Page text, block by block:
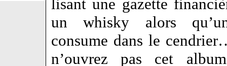
lisant une gazette
un whisky alors
consume dans le
n’ouvrez pas cet